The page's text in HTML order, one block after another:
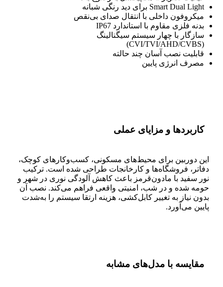
Smart Dual Light برای دید رنگی شبانه
میکروفون داخلی با انتقال صدای بی‌نقص
بدنه فلزی مقاوم با استاندارد IP67
سازگار با چهار سیستم سیگنالینگ
(CVI/TVI/AHD/CVBS)
قابلیت نصب آسان چند حالته
مصرف انرژی پایین
کاربردها و مزایای عملی
این دوربین برای محیط‌های مسکونی، کسب‌وکارهای کوچک،
دفاتر، فروشگاه‌ها و کارخانجات طراحی شده است. ترکیب
نور سفید با مادون‌قرمز باعث کاهش آلودگی نوری در شهر و
حومه شده و در شب، امنیتی واقعی فراهم می‌کند. نصب آن
بدون نیاز به تغییر کابل‌کشی، هزینه ارتقا سیستم را به‌شدت
پایین می‌آورد.
مقایسه با مدل‌های مشابه